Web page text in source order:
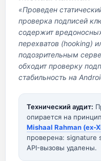
«Проведен
проверка подписей
содержит
перехватов (hooking)
подозрительным
обходит проверку
стабильность на
Технический аудит:
опирается на
Mishaal Rahman (ex-
проверена: signature
API-вызовы удалены.